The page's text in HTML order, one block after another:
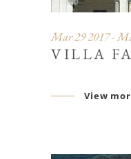
Mar 29 2017 -
VILLA
View